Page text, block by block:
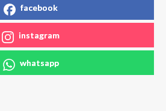
facebook
instagram
whatsapp